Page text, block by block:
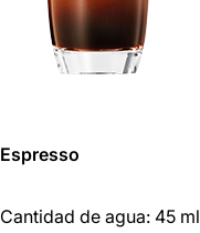
Espresso
Cantidad de agua: 45 ml